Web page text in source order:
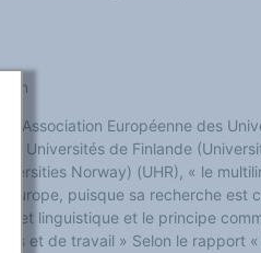
l’Association Européenne des
Universités de Finlande
Norway) (UHR), « le
puisque sa recherche est
et linguistique et le principe
et de travail » Selon le rapport